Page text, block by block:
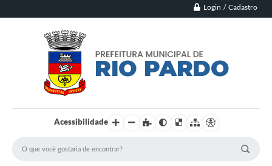
Login / Cadastro
Acessibilidade